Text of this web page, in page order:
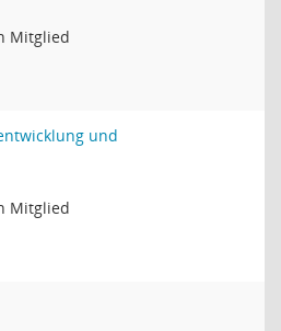
Mitglied
und
Mitglied